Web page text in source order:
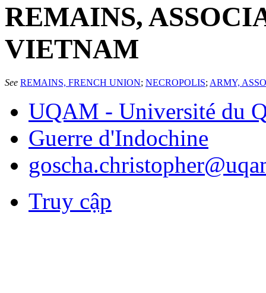
REMAINS,
VIETNAM
See REMAINS, FRENCH UNION; NECROPOLIS; ARMY,
UQAM - Université du
Guerre d'Indochine
Truy cập